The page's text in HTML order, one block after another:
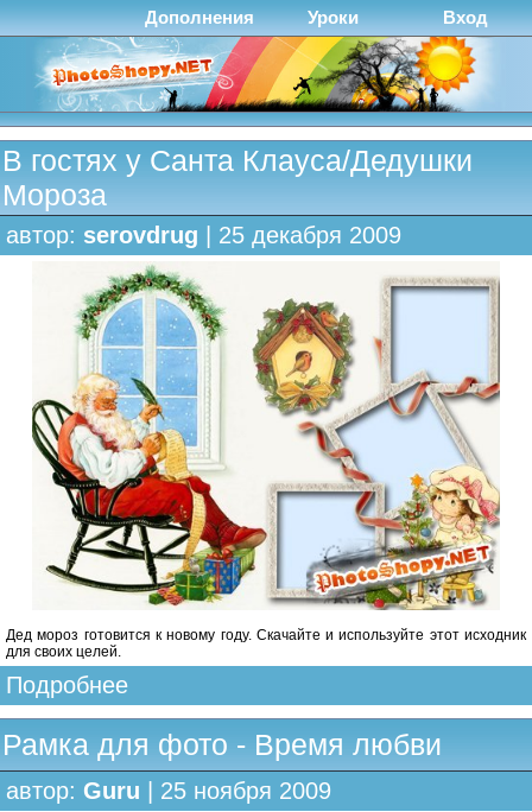
Дополнения Уроки Вход
В гостях у Санта Клауса/Дедушки
Мороза
автор: serovdrug | 25 декабря 2009
Дед мороз готовится к новому году. Скачайте и используйте этот исходник
для своих целей.
Подробнее
Рамка для фото - Время любви
автор: Guru | 25 ноября 2009